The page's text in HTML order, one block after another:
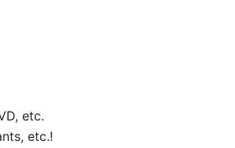
etc.
etc.!